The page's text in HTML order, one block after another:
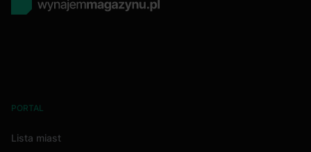
PORTAL
Lista miast